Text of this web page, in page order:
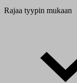
Rajaa tyypin mukaan